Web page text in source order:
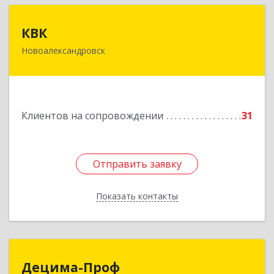
КВК
Новоалександровск
Клиентов на сопровождении 31
Отправить заявку
Показать контакты
Подробнее
Отправить заявку
Назад
Децима-Проф